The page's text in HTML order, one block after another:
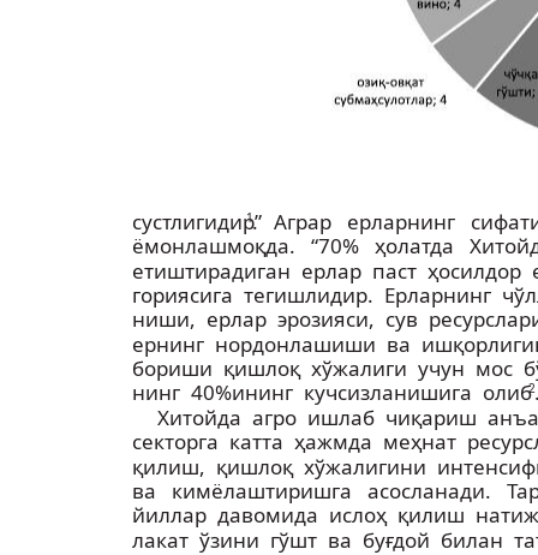
сустлигидир”
1. Аграр ерларнинг
ёмонлашмоқда. “70% ҳолатда
етиштирадиган ерлар паст ҳосилдор
гориясига тегишлидир. Ерларнинг
ниши, ерлар эрозияси, сув
ернинг нордонлашиши ва
бориши қишлоқ хўжалиги учун мос
нинг 40%ининг кучсизланишига олиб2
Хитойда агро ишлаб чиқариш
секторга катта ҳажмда меҳнат
қилиш, қишлоқ хўжалигини
ва кимёлаштиришга асосланади.
йиллар давомида ислоҳ қилиш
лакат ўзини гўшт ва буғдой билан